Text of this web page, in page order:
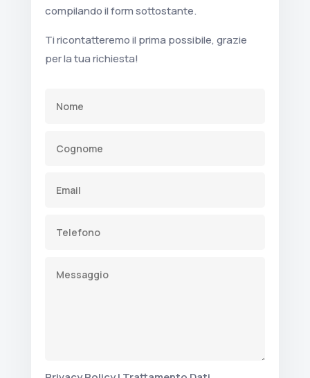
compilando il form sottostante.
Ti ricontatteremo il prima possibile, grazie
per la tua richiesta!